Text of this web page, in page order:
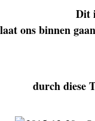
Dit
laat ons binnen
durch diese